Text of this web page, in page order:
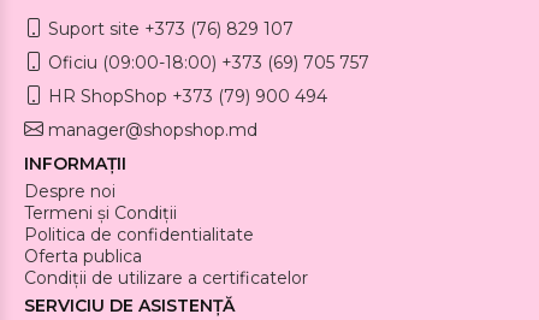
Suport site +373 (76) 829 107
Oficiu (09:00-18:00) +373 (69) 705 757
HR ShopShop +373 (79) 900 494
manager@shopshop.md
INFORMAȚII
Despre noi
Termeni și Condiții
Politica de confidentialitate
Oferta publica
Condiții de utilizare a certificatelor
SERVICIU DE ASISTENȚĂ